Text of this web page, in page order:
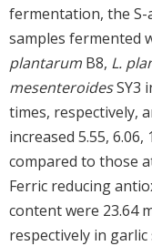
fermentation, the
samples fermented
plantarum B8, L.
mesenteroidesSY3
times, respectively,
increased 5.55,
compared to those
Ferric reducing
content were 23.64
respectively in